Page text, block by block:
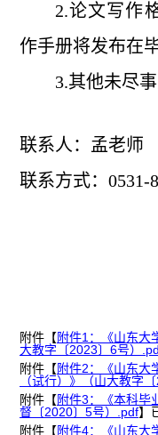
2.论文写作
作手册将发布在
3.其他未尽
联系人：孟老师
联系方式：0531-
附件【附件1：《山东大
大教字〔2023〕6号）
附件【附件2：《山东大
（试行）》（山大教字
附件【附件3：《本科毕
督〔2020〕5号）.pdf】
附件【附件4：《山东大